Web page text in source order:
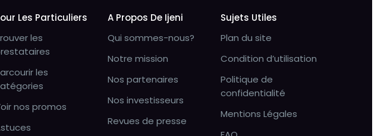
Les Particuliers
les
les
nos promos
A Propos De Ijeni
Qui sommes-nous?
Notre mission
Nos partenaires
Nos investisseurs
Revues de presse
Sujets Utiles
Plan du site
Condition d’utilisation
Politique de
confidentialité
Mentions Légales